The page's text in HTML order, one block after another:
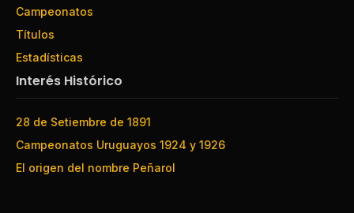
Campeonatos
Títulos
Estadísticas
Interés Histórico
28 de Setiembre de 1891
Campeonatos Uruguayos 1924 y 1926
El origen del nombre Peñarol